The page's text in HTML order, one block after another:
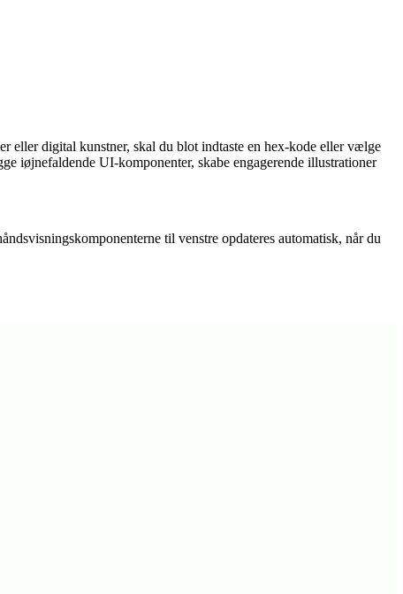
eller digital kunstner, skal du blot indtaste en hex-kode eller vælge
iøjnefaldende UI-komponenter, skabe engagerende illustrationer
til venstre opdateres automatisk, når du